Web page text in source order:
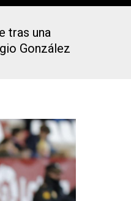
tras una
González